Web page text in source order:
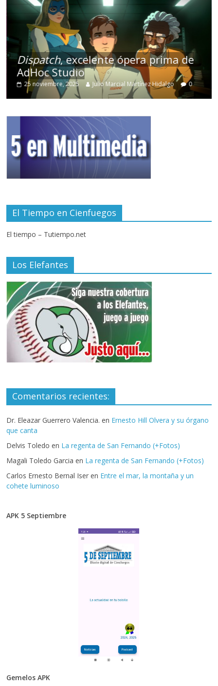
Dispatch, excelente ópera prima de
AdHoc Studio
25 noviembre, 2025 Julio Marcial Martínez Hidalgo 0
El Tiempo en Cienfuegos
El tiempo – Tutiempo.net
Los Elefantes
Comentarios recientes:
Dr. Eleazar Guerrero Valencia. en Ernesto Hill Olvera y su órgano
que canta
Delvis Toledo en La regenta de San Fernando (+Fotos)
Magali Toledo Garcia en La regenta de San Fernando (+Fotos)
Carlos Ernesto Bernal Iser en Entre el mar, la montaña y un
cohete luminoso
APK 5 Septiembre
Gemelos APK